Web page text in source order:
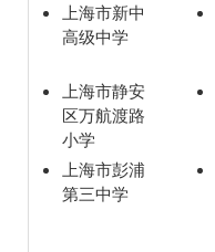
上海市新中
高级中学
上海市静安
区万航渡路
小学
上海市彭浦
第三中学